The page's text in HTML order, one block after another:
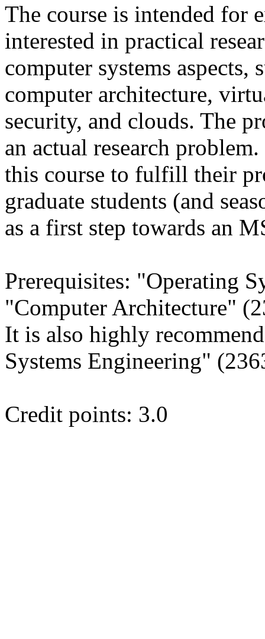
The course is intended for
interested in practical
computer systems aspects,
computer architecture,
security, and clouds. The
an actual research
this course to fulfill their
graduate students (and
as a first step towards an
Prerequisites: "Operating
"Computer Architecture"
It is also highly
Systems Engineering"
Credit points: 3.0